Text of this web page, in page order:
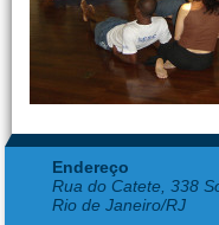
Endereço
Rua do Catete, 338
Rio de Janeiro/RJ